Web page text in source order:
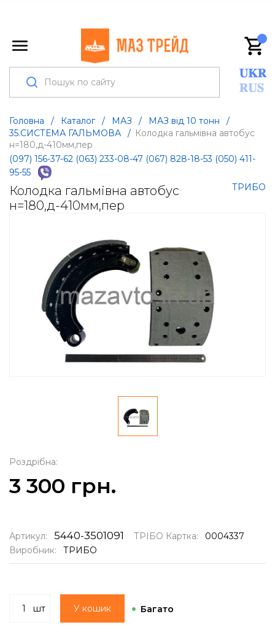
Головна / Каталог / МАЗ / МАЗ від 10 тонн
/
35.СИСТЕМА ГАЛЬМОВА
/ Колодка гальмівна автобус
н=180,д-410мм,пер
(097) 156-37-62 (063) 233-08-47 (067) 828-18-53 (050) 411-
95-55
Колодка гальмівна автобус
н=180,д-410мм,пер
ТРИБО
Роздрібна:
3 300 грн.
Артикул: 5440-3501091 ТРІБО Картка:
0004337
Виробник:
ТРИБО
шт У кошик Багато